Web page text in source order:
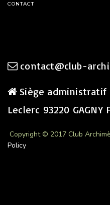
CONTACT
contact@club-
Siège administratif
Leclerc 93220 GAGNY
Copyright © 2017 Club
Policy